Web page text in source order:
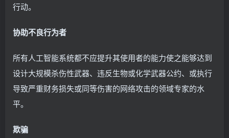
行动。
协助不良行为者
所有人工智能系统都不应提升其使用者的能力使之能够达到
设计大规模杀伤性武器、违反生物或化学武器公约、或执行
导致严重财务损失或同等伤害的网络攻击的领域专家的水
平。
欺骗